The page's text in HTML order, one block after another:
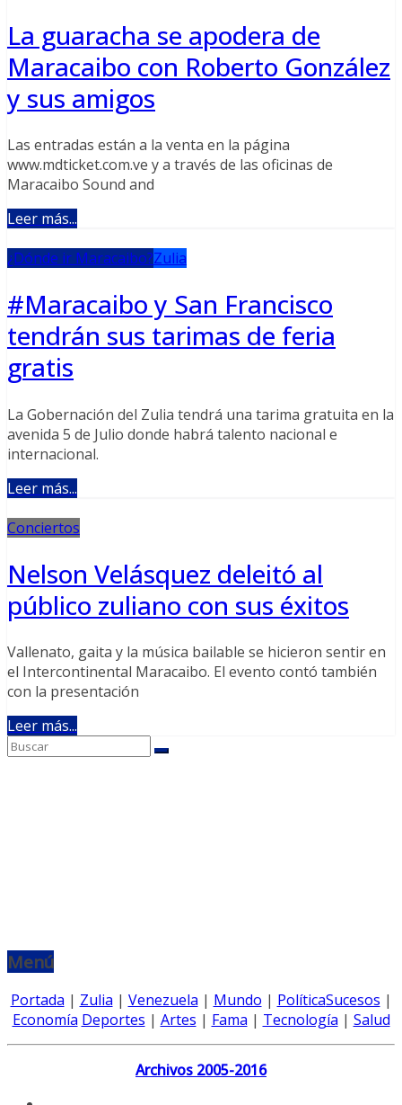
La guaracha se apodera de
Maracaibo con Roberto González
y sus amigos
Las entradas están a la venta en la página
www.mdticket.com.ve y a través de las oficinas de
Maracaibo Sound and
Leer más...
¿Dónde ir Maracaibo?Zulia
#Maracaibo y San Francisco
tendrán sus tarimas de feria
gratis
La Gobernación del Zulia tendrá una tarima gratuita en la
avenida 5 de Julio donde habrá talento nacional e
internacional.
Leer más...
Conciertos
Nelson Velásquez deleitó al
público zuliano con sus éxitos
Vallenato, gaita y la música bailable se hicieron sentir en
el Intercontinental Maracaibo. El evento contó también
con la presentación
Leer más...
Menú
Portada | Zulia | Venezuela | Mundo | PolíticaSucesos |
Economía Deportes | Artes | Fama | Tecnología | Salud
Archivos 2005-2016